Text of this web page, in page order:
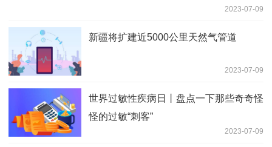
2023-07-09
新疆将扩建近5000公里天然气管道
2023-07-09
世界过敏性疾病日丨盘点一下那些奇奇怪
怪的过敏“刺客”
2023-07-09